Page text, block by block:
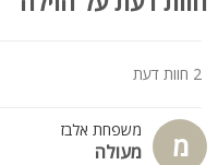
2 חוות דעת
מ משפחת אלבז
מעולה